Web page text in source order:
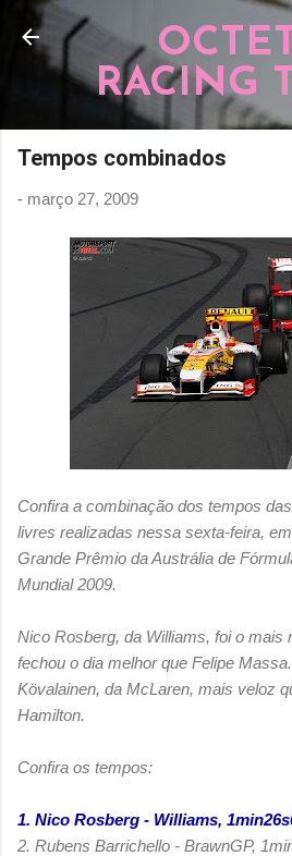
Pular para o conteúdo
RACING
Tempos combinados
- março 27, 2009
Confira a combinação dos tempos
livres realizadas nessa sexta-feira,
Grande Prêmio da Austrália de
Mundial 2009.
Nico Rosberg, da Williams, foi o mais
fechou o dia melhor que Felipe
Kövalainen, da McLaren, mais veloz
Hamilton.
Confira os tempos:
1. Nico Rosberg - Williams,
2. Rubens Barrichello - BrawnGP,